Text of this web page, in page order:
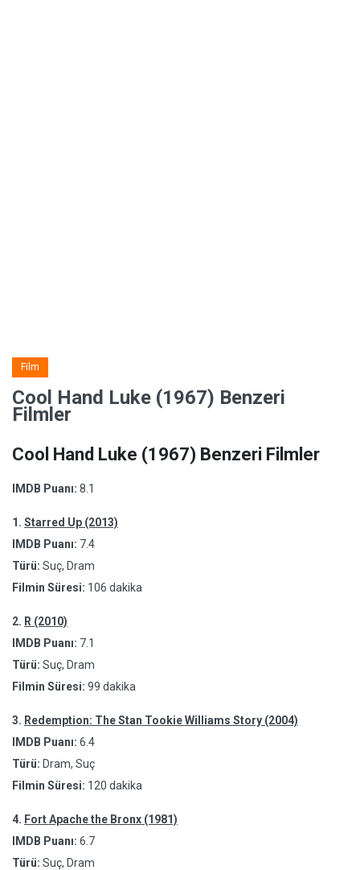
Film
Cool Hand Luke (1967) Benzeri
Filmler
Cool Hand Luke (1967) Benzeri Filmler
IMDB Puanı: 8.1
1. Starred Up (2013)
IMDB Puanı: 7.4
Türü: Suç, Dram
Filmin Süresi: 106 dakika
2. R (2010)
IMDB Puanı: 7.1
Türü: Suç, Dram
Filmin Süresi: 99 dakika
3. Redemption: The Stan Tookie Williams Story (2004)
IMDB Puanı: 6.4
Türü: Dram, Suç
Filmin Süresi: 120 dakika
4. Fort Apache the Bronx (1981)
IMDB Puanı: 6.7
Türü: Suç, Dram